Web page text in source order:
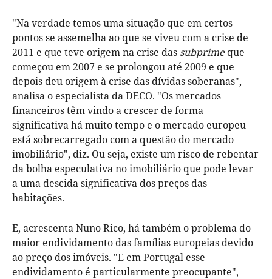
"Na verdade temos uma situação que em certos
pontos se assemelha ao que se viveu com a crise de
2011 e que teve origem na crise das subprimeque
começou em 2007 e se prolongou até 2009 e que
depois deu origem à crise das dívidas soberanas",
analisa o especialista da DECO. "Os mercados
financeiros têm vindo a crescer de forma
significativa há muito tempo e o mercado europeu
está sobrecarregado com a questão do mercado
imobiliário", diz. Ou seja, existe um risco de rebentar
da bolha especulativa no imobiliário que pode levar
a uma descida significativa dos preços das
habitações.
E, acrescenta Nuno Rico, há também o problema do
maior endividamento das famílias europeias devido
ao preço dos imóveis. "E em Portugal esse
endividamento é particularmente preocupante",